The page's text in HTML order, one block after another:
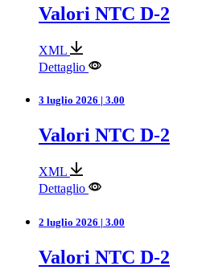
Valori NTC D-2
XML
Dettaglio
3 luglio 2026 | 3.00
Valori NTC D-2
XML
Dettaglio
2 luglio 2026 | 3.00
Valori NTC D-2